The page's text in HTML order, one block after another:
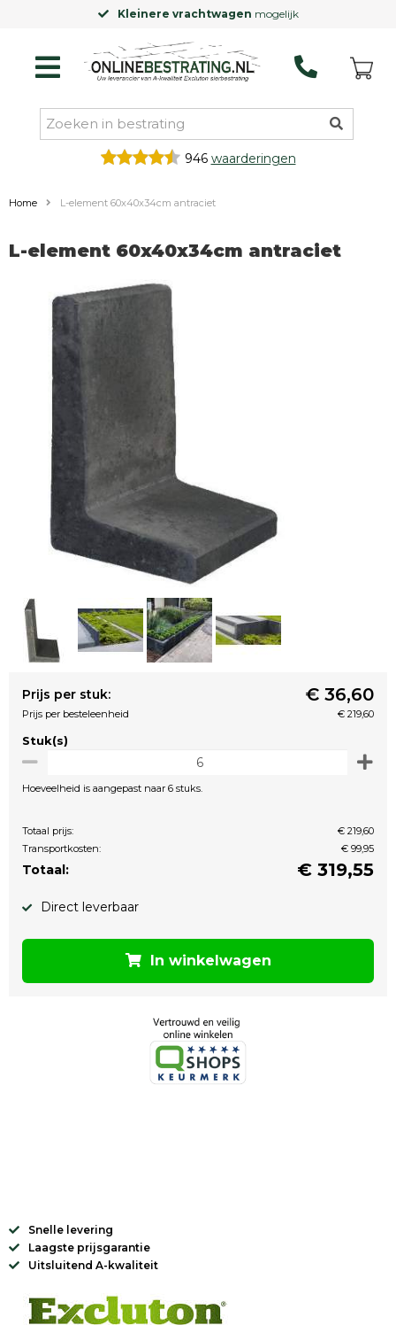
Kleinere vrachtwagen mogelijk
946 waarderingen
Home L-element 60x40x34cm antraciet
L-element 60x40x34cm antraciet
Prijs per stuk: € 36,60
Prijs per besteleenheid € 219,60
Stuk(s)
Hoeveelheid is aangepast naar 6 stuks.
Totaal prijs:
€ 219,60
Transportkosten:
€ 99,95
Totaal: € 319,55
Direct leverbaar
In winkelwagen
Snelle levering
Laagste prijsgarantie
Uitsluitend A-kwaliteit